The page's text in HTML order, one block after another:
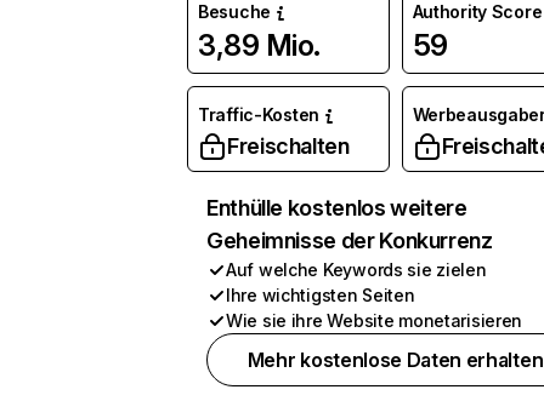
Besuche
3,89 Mio.
Authority Score
59
Traffic-Kosten
Freischalten
Enthülle kostenlos weitere
Geheimnisse der Konkurrenz
Auf welche Keywords sie zielen
Ihre wichtigsten Seiten
Wie sie ihre Website monetarisieren
Mehr kostenlose Daten erhalten